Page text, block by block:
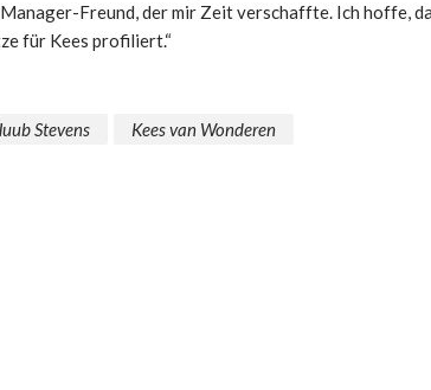
Freund, der mir Zeit verschaffte. Ich hoffe,
für Kees profiliert.“
Stevens Kees van Wonderen